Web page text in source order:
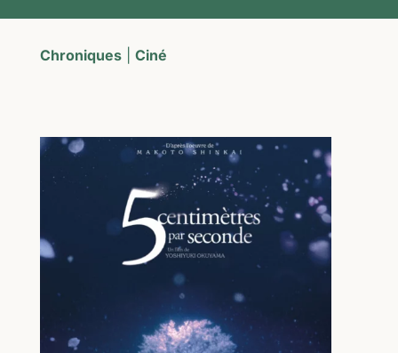
Chroniques| Ciné